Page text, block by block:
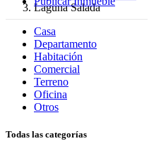
Laguna Salada
Casa
Departamento
Habitación
Comercial
Terreno
Oficina
Otros
Todas las categorías